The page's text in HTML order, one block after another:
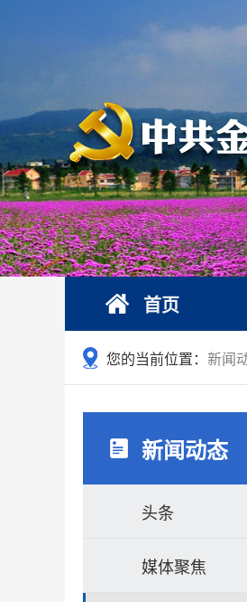
首页
您的当前位置： 新闻
新闻动态
头条
媒体聚焦